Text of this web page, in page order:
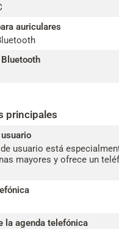
auriculares
principales
usuario está
mayores y ofrece un
la agenda telefónica